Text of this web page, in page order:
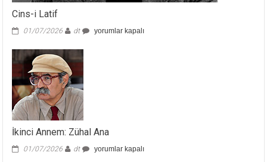
Cins-i Latif
01/07/2026 dt
Cins-
yorumlar kapalı
İkinci Annem: Zühal Ana
01/07/2026 dt
İkinci
yorumlar kapalı